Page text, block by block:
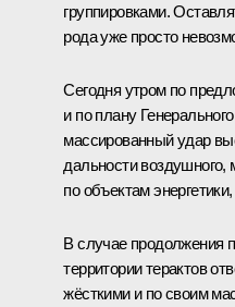
группировками.
рода уже просто
Сегодня утром по
и по плану
массированный удар
дальности воздушного,
по объектам
В случае продолжения
территории терактов
жёсткими и по своим